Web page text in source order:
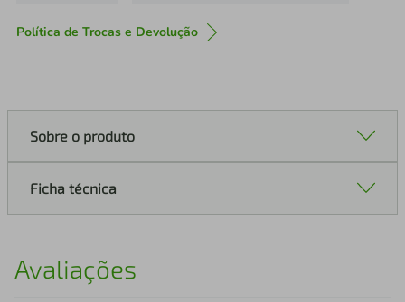
Política de Trocas e Devolução
Sobre o produto
Ficha técnica
Avaliações